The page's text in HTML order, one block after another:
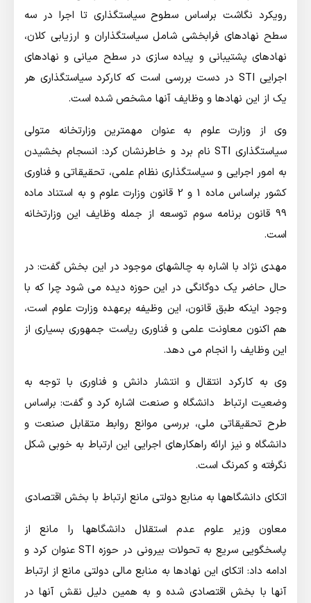
رویکرد نگاشت براساس سطوح سیاستگذاری تا اجرا در سه
سطح نهادهای فرابخشی شامل سیاستگذاران و ارزیابی کلان،
نهادهای پشتیبانی و پیاده سازی در سطح میانی و نهادهای
اجرایی STI در دست بررسی است که کارکرد سیاستگذاری هر
یک از این نهادها و وظایف آنها مشخص شده است.
وی از وزارت علوم به عنوان مهمترین وزارتخانه متولی
سیاستگذاری STI نام برد و خاطرنشان کرد: انسجام بخشیدن
به امور اجرایی و سیاستگذاری نظام علمی، تحقیقاتی و فناوری
کشور براساس ماده 1 و 2 قانون وزارت علوم و به استناد ماده
99 قانون برنامه سوم توسعه از جمله وظایف این وزارتخانه
است.
مهدی نژاد با اشاره به چالشهای موجود در این بخش گفت: در
حال حاضر یک دوگانگی در این حوزه دیده می شود چرا که با
وجود اینکه طبق قانون، این وظیفه برعهده وزارت علوم است،
هم اکنون معاونت علمی و فناوری ریاست جمهوری بسیاری از
این وظایف را انجام می دهد.
وی به کارکرد انتقال و انتشار دانش و فناوری با توجه به
وضعیت ارتباط دانشگاه و صنعت اشاره کرد و گفت: براساس
طرح تحقیقاتی ملی، بررسی موانع روابط متقابل صنعت و
دانشگاه و نیز ارائه راهکارهای اجرایی این ارتباط به خوبی شکل
نگرفته و کمرنگ است.
اتکای دانشگاهها به منابع دولتی مانع ارتباط با بخش اقتصادی
معاون وزیر علوم عدم استقلال دانشگاهها را مانع از
پاسخگویی سریع به تحولات بیرونی در حوزه STI عنوان کرد و
ادامه داد: اتکای این نهادها به منابع مالی دولتی مانع از ارتباط
آنها با بخش اقتصادی شده و به همین دلیل نقش آنها در